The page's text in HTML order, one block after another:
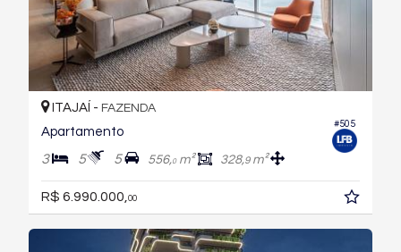
#505
ITAJAÍ - FAZENDA
Apartamento
3 5 5 556,0m² 328,9m²
R$ 6.990.000, 00